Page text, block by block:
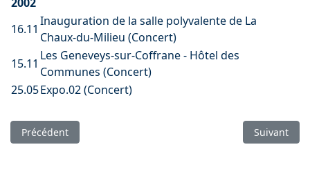
16.11
Inauguration de la salle polyvalente de La
Chaux-du-Milieu (Concert)
15.11
Les Geneveys-sur-Coffrane - Hôtel des
Communes (Concert)
25.05Expo.02 (Concert)
Article précédent : Coupures de presse
Précédent Article
Suivant